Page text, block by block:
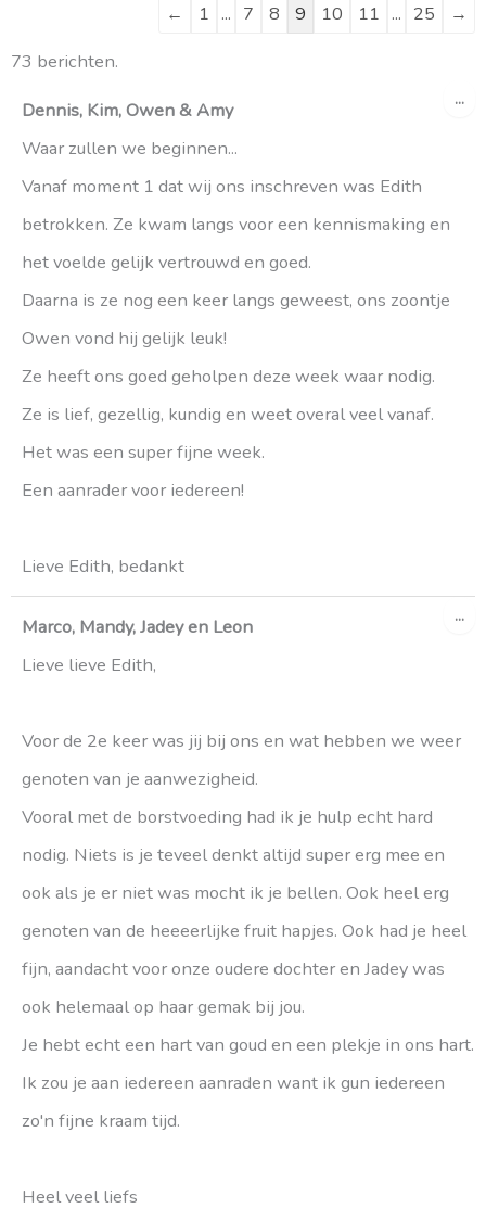
de
lijst
← 1 ... 7 8 9 10 11 ... 25
→
73 berichten.
Dennis, Kim, Owen & Amy
Waar zullen we beginnen...
Vanaf moment 1 dat wij ons inschreven was Edith
betrokken. Ze kwam langs voor een kennismaking en
het voelde gelijk vertrouwd en goed.
Daarna is ze nog een keer langs geweest, ons zoontje
Owen vond hij gelijk leuk!
Ze heeft ons goed geholpen deze week waar nodig.
Ze is lief, gezellig, kundig en weet overal veel vanaf.
Het was een super fijne week.
Een aanrader voor iedereen!
Lieve Edith, bedankt
...
Marco, Mandy, Jadey en Leon
Lieve lieve Edith,
Voor de 2e keer was jij bij ons en wat hebben we weer
genoten van je aanwezigheid.
Vooral met de borstvoeding had ik je hulp echt hard
nodig. Niets is je teveel denkt altijd super erg mee en
ook als je er niet was mocht ik je bellen. Ook heel erg
genoten van de heeeerlijke fruit hapjes. Ook had je heel
fijn, aandacht voor onze oudere dochter en Jadey was
ook helemaal op haar gemak bij jou.
Je hebt echt een hart van goud en een plekje in ons hart.
Ik zou je aan iedereen aanraden want ik gun iedereen
zo'n fijne kraam tijd.
Heel veel liefs
...
de
lijst